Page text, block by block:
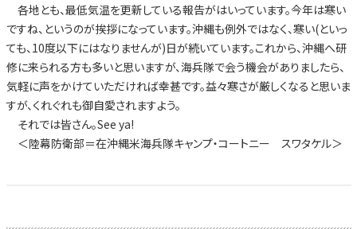
各地とも、最低気温を更新している報告がはいっています。今年は寒い
ですね、というのが挨拶になっています。沖縄も例外ではなく、寒い(といっ
ても、10度以下にはなりませんが)日が続いています。これから、沖縄へ研
修に来られる方も多いと思いますが、海兵隊で会う機会がありましたら、
気軽に声をかけていただければ幸甚です。益々寒さが厳しくなると思いま
すが、くれぐれも御自愛されますよう。
それでは皆さん。See ya!
＜陸幕防衛部＝在沖縄米海兵隊キャンプ・コートニー スワタケル＞